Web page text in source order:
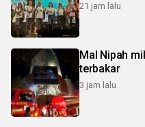
21 jam lalu
Mal Nipah
terbakar
3 jam lalu